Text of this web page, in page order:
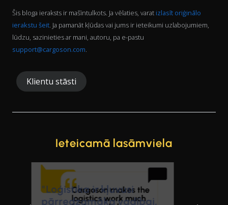
Šis bloga ieraksts ir mašīntulkots. Ja vēlaties, varat izlasīt oriģinālo
ierakstu šeit. Ja pamanāt kļūdas vai jums ir ieteikumi uzlabojumiem,
lūdzu, sazinieties ar mani, autoru, pa e-pastu
support@cargoson.com.
Klientu stāsti
Ieteicamā lasāmviela